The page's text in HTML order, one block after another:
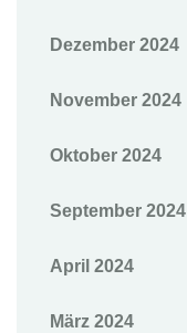
Dezember 2024
November 2024
Oktober 2024
September 2024
April 2024
März 2024